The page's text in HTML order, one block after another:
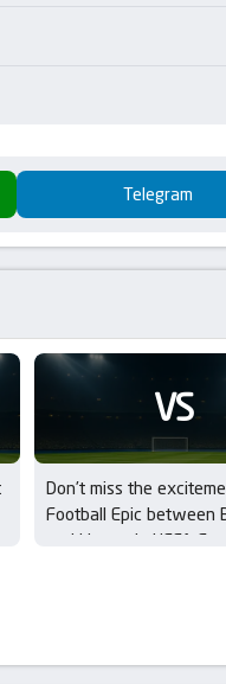
Telegram
VS
Don’t miss the
Football Epic between
and Hearts in UEFA